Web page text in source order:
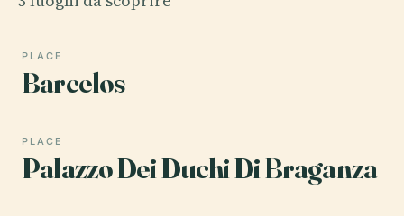
PLACE
Barcelos
PLACE
Palazzo Dei Duchi Di Braganza